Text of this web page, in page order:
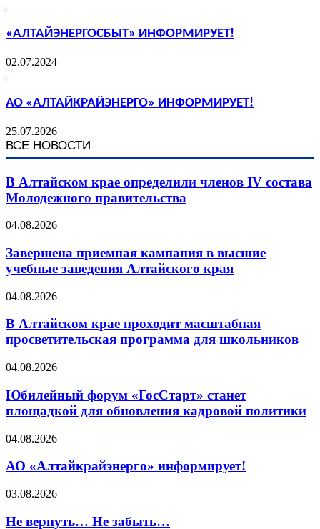
«АЛТАЙЭНЕРГОСБЫТ» ИНФОРМИРУЕТ!
02.07.2024
АО «АЛТАЙКРАЙЭНЕРГО» ИНФОРМИРУЕТ!
25.07.2026
ВСЕ НОВОСТИ
В Алтайском крае определили членов IV состава
Молодежного правительства
04.08.2026
Завершена приемная кампания в высшие
учебные заведения Алтайского края
04.08.2026
В Алтайском крае проходит масштабная
просветительская программа для школьников
04.08.2026
Юбилейный форум «ГосСтарт» станет
площадкой для обновления кадровой политики
04.08.2026
АО «Алтайкрайэнерго» информирует!
03.08.2026
Не вернуть… Не забыть…